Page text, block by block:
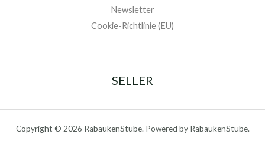
Newsletter
Cookie-Richtlinie (EU)
SELLER
Copyright © 2026 RabaukenStube. Powered by RabaukenStube.